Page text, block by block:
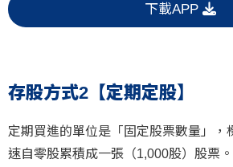
下載APP
存股方式2【定期定股】
定期買進的單位是「固定股票數量」，
速自零股累積成一張（1,000股）股票